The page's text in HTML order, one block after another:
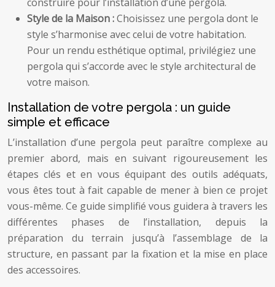
Style de la Maison :Choisissez une pergola dont le
style s’harmonise avec celui de votre habitation.
Pour un rendu esthétique optimal, privilégiez une
pergola qui s’accorde avec le style architectural de
votre maison.
Installation de votre pergola : un guide
simple et efficace
L’installation d’une pergola peut paraître complexe au
premier abord, mais en suivant rigoureusement les
étapes clés et en vous équipant des outils adéquats,
vous êtes tout à fait capable de mener à bien ce projet
vous-même. Ce guide simplifié vous guidera à travers les
différentes phases de l’installation, depuis la
préparation du terrain jusqu’à l’assemblage de la
structure, en passant par la fixation et la mise en place
des accessoires.